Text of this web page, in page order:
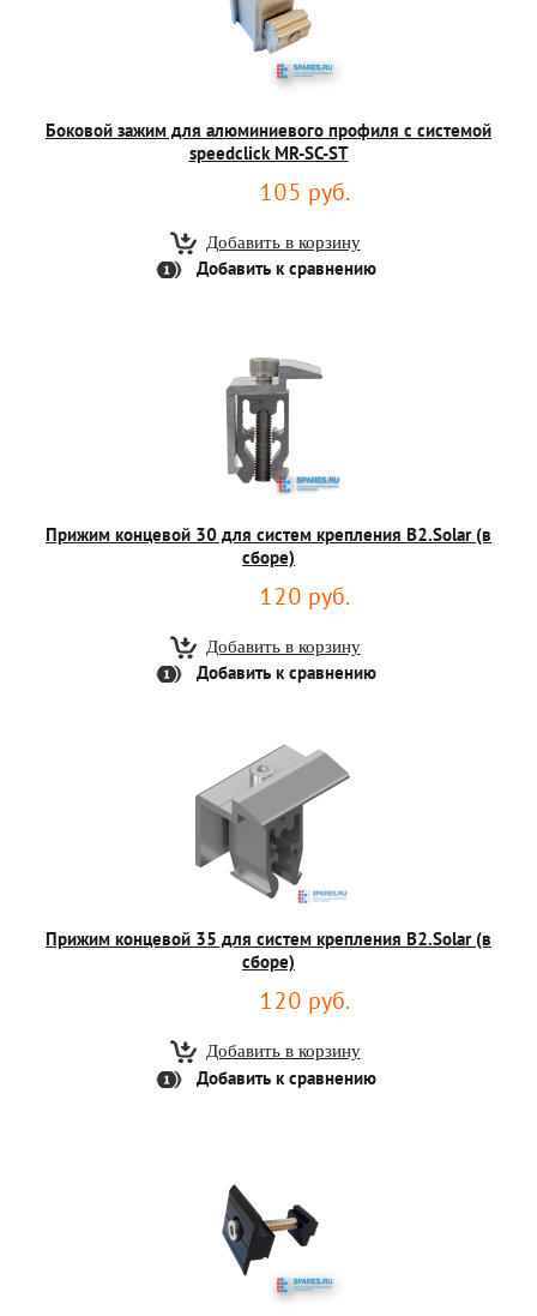
Боковой зажим для алюминиевого профиля с системой
speedclick MR-SC-ST
105 руб.
Добавить к сравнению
Прижим концевой 30 для систем крепления B2.Solar (в
сборе)
120 руб.
Добавить к сравнению
Прижим концевой 35 для систем крепления B2.Solar (в
сборе)
120 руб.
Добавить к сравнению